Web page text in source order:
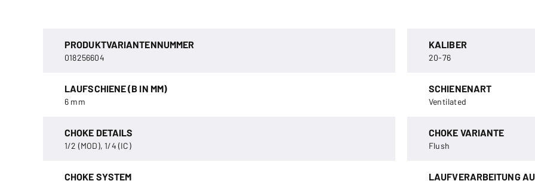
PRODUKTVARIANTENNUMMER
018256604
KALIBER
20-76
LAUFSCHIENE (B IN MM)
6 mm
SCHIENENART
Ventilated
CHOKE DETAILS
1/2 (MOD), 1/4 (IC)
CHOKE VARIANTE
Flush
CHOKE SYSTEM LAUFVERARBEITUNG